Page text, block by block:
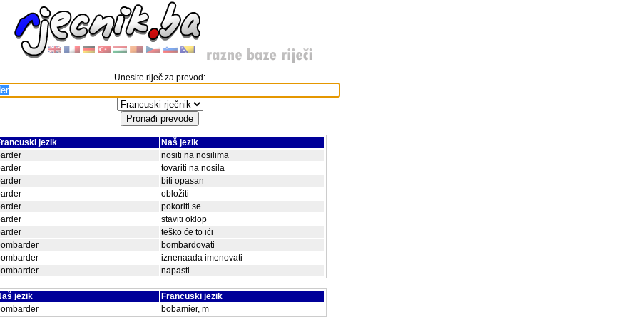
Unesite riječ za prevod:
jezik
Naš jezik
nositi na nosilima
tovariti na nosila
biti opasan
obložiti
pokoriti se
staviti oklop
teško će to ići
bombardovati
iznenaada imenovati
napasti
jezik
Francuski jezik
bobamier, m